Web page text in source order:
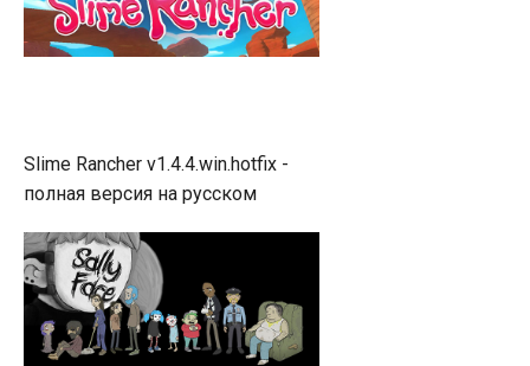
Slime Rancher v1.4.4.win.hotfix -
полная версия на русском